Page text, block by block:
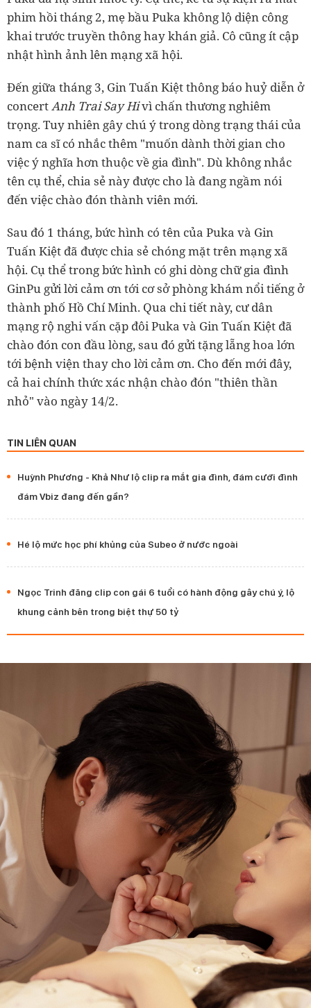
phim hồi tháng 2, mẹ bầu Puka không lộ diện công
khai trước truyền thông hay khán giả. Cô cũng ít cập
nhật hình ảnh lên mạng xã hội.
Đến giữa tháng 3, Gin Tuấn Kiệt thông báo huỷ diễn ở
concertAnh Trai Say Hivì chấn thương nghiêm
trọng. Tuy nhiên gây chú ý trong dòng trạng thái của
nam ca sĩ có nhắc thêm "muốn dành thời gian cho
việc ý nghĩa hơn thuộc về gia đình". Dù không nhắc
tên cụ thể, chia sẻ này được cho là đang ngầm nói
đến việc chào đón thành viên mới.
Sau đó 1 tháng, bức hình có tên của Puka và Gin
Tuấn Kiệt đã được chia sẻ chóng mặt trên mạng xã
hội. Cụ thể trong bức hình có ghi dòng chữ gia đình
GinPu gửi lời cảm ơn tới cơ sở phòng khám nổi tiếng ở
thành phố Hồ Chí Minh. Qua chi tiết này, cư dân
mạng rộ nghi vấn cặp đôi Puka và Gin Tuấn Kiệt đã
chào đón con đầu lòng, sau đó gửi tặng lẵng hoa lớn
tới bệnh viện thay cho lời cảm ơn. Cho đến mới đây,
cả hai chính thức xác nhận chào đón "thiên thần
nhỏ" vào ngày 14/2.
TIN LIÊN QUAN
Huỳnh Phương - Khả Như lộ clip ra mắt gia đình, đám cưới đình
đám Vbiz đang đến gần?
Hé lộ mức học phí khủng của Subeo ở nước ngoài
Ngọc Trinh đăng clip con gái 6 tuổi có hành động gây chú ý, lộ
khung cảnh bên trong biệt thự 50 tỷ